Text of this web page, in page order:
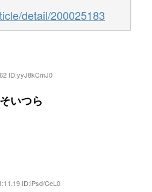
detail/200025183
ID:yyJ8kCmJ0
いつら
ID:iPsd/CeL0